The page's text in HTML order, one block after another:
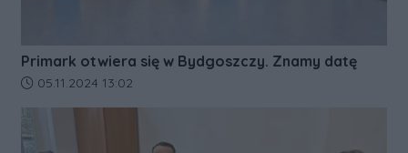
Primark otwiera się w Bydgoszczy. Znamy datę
Data dodania artykułu:
05.11.2024 13:02